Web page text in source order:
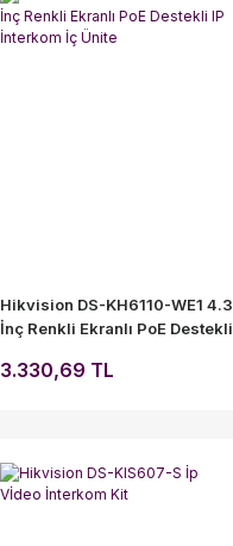
Hikvision DS-KH6110-WE1 4.3
İnç Renkli Ekranlı PoE Destekli
3.330,69 TL